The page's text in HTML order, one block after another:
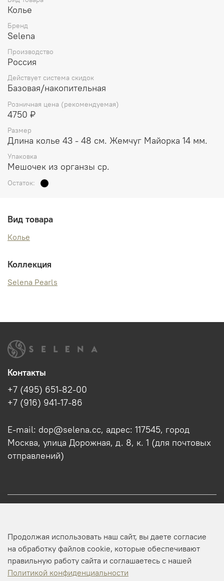
Колье
Бренд
Selena
Производство
Россия
Действует система скидок
Базовая/накопительная
Розничная цена (рекомендуемая)
4750 ₽
Размер
Длина колье 43 - 48 см. Жемчуг Майорка 14 мм.
Упаковка
Мешочек из органзы ср.
Остаток:
Вид товара
Колье
Коллекция
Selena Pearls
Оптовикам
Профиль
Контакты
+7 (495) 651-82-00
+7 (916) 941-17-86
E-mail: dop@selena.cc, адрес: 117545, город
Москва, улица Дорожная, д. 8, к. 1 (для почтовых
отправлений)
Продолжая использовать наш сайт, вы даете согласие
на обработку файлов cookie, которые обеспечивают
правильную работу сайта и соглашаетесь с нашей
Политикой конфиденциальности